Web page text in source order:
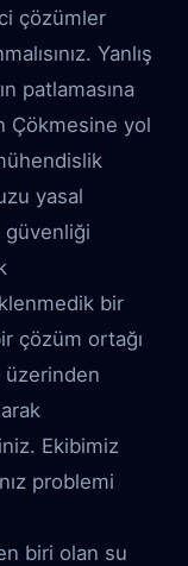
çözümler
Yanlış
patlamasına
Çökmesine yol
yasal
güvenliği
bir
çözüm ortağı
üzerinden
Ekibimiz
problemi
biri olan su